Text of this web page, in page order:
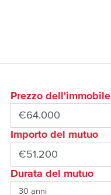
Prezzo dell'immobile
Importo del mutuo
Durata del mutuo